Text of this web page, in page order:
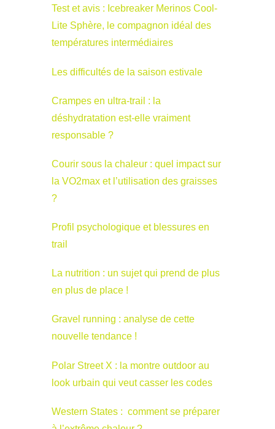
Test et avis : Icebreaker Merinos Cool-
Lite Sphère, le compagnon idéal des
températures intermédiaires
Les difficultés de la saison estivale
Crampes en ultra-trail : la
déshydratation est-elle vraiment
responsable ?
Courir sous la chaleur : quel impact sur
la VO2max et l’utilisation des graisses
?
Profil psychologique et blessures en
trail
La nutrition : un sujet qui prend de plus
en plus de place !
Gravel running : analyse de cette
nouvelle tendance !
Polar Street X : la montre outdoor au
look urbain qui veut casser les codes
Western States : comment se préparer